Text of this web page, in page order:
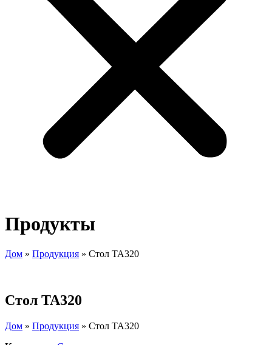
Продукты
Дом » Продукция » Стол TA320
Стол TA320
Дом » Продукция » Стол TA320